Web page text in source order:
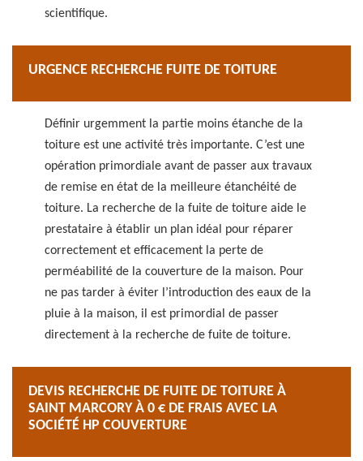
scientifique.
URGENCE RECHERCHE FUITE DE TOITURE
Définir urgemment la partie moins étanche de la
toiture est une activité très importante. C’est une
opération primordiale avant de passer aux travaux
de remise en état de la meilleure étanchéité de
toiture. La recherche de la fuite de toiture aide le
prestataire à établir un plan idéal pour réparer
correctement et efficacement la perte de
perméabilité de la couverture de la maison. Pour
ne pas tarder à éviter l’introduction des eaux de la
pluie à la maison, il est primordial de passer
directement à la recherche de fuite de toiture.
DEVIS RECHERCHE DE FUITE DE TOITURE À
SAINT MARCORY À 0 € DE FRAIS AVEC LA
SOCIÉTÉ HP COUVERTURE